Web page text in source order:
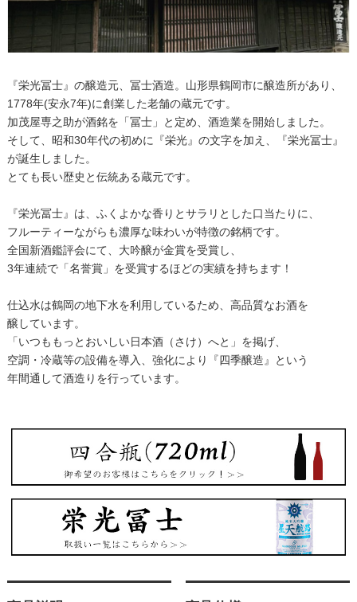
『栄光冨士』の醸造元、冨士酒造。山形県鶴岡市に醸造所があり、
1778年(安永7年)に創業した老舗の蔵元です。
加茂屋専之助が酒銘を「冨士」と定め、酒造業を開始しました。
そして、昭和30年代の初めに『栄光』の文字を加え、『栄光冨士』
が誕生しました。
とても長い歴史と伝統ある蔵元です。
『栄光冨士』は、ふくよかな香りとサラリとした口当たりに、
フルーティーながらも濃厚な味わいが特徴の銘柄です。
全国新酒鑑評会にて、大吟醸が金賞を受賞し、
3年連続で「名誉賞」を受賞するほどの実績を持ちます！
仕込水は鶴岡の地下水を利用しているため、高品質なお酒を
醸しています。
「いつももっとおいしい日本酒（さけ）へと」を掲げ、
空調・冷蔵等の設備を導入、強化により『四季醸造』という
年間通して酒造りを行っています。